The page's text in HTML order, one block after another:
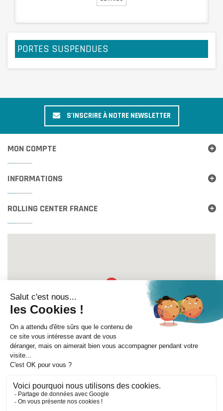
PORTES SUSPENDUES
S'INSCRIRE À NOTRE NEWSLETTER
MON COMPTE
INFORMATIONS
ROLLING CENTER FRANCE
Mentions légales